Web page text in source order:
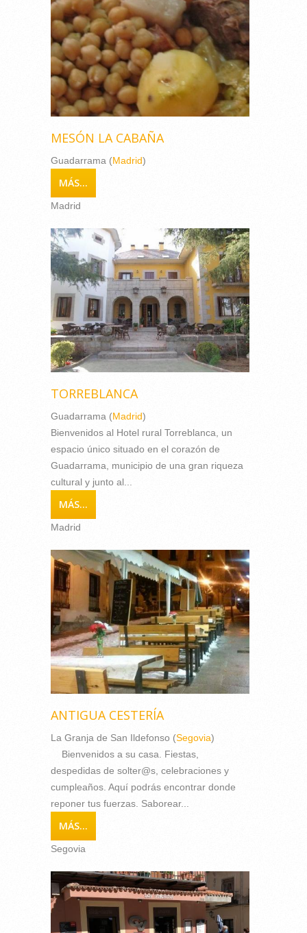
MESÓN LA CABAÑA
Guadarrama (Madrid)
MÁS...
Madrid
TORREBLANCA
Guadarrama (Madrid)
Bienvenidos al Hotel rural Torreblanca, un
espacio único situado en el corazón de
Guadarrama, municipio de una gran riqueza
cultural y junto al...
MÁS...
Madrid
ANTIGUA CESTERÍA
La Granja de San Ildefonso (Segovia)
Bienvenidos a su casa. Fiestas,
despedidas de solter@s, celebraciones y
cumpleaños. Aquí podrás encontrar donde
reponer tus fuerzas. Saborear...
MÁS...
Segovia